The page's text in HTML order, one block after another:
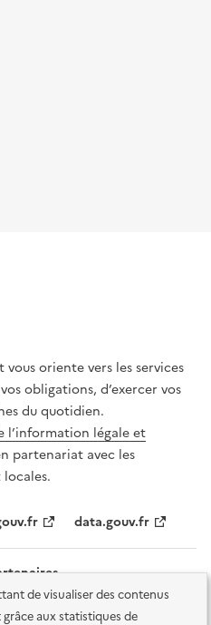
de visualiser des contenus
aux statistiques de
oriente vers les services
obligations, d’exercer vos
du quotidien.
l’information légale et
partenariat avec les
data.gouv.fr